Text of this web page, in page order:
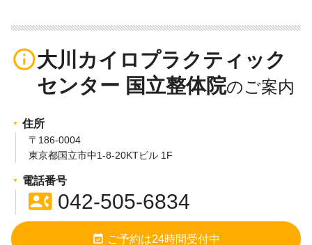
info_outline大川カイロプラクティック
センター 国立整体院
住所
〒186-0004
東京都国立市中1-8-20KTビル 1F
電話番号
contact_phone042-505-6834
event_available ご予約は24時間受付中